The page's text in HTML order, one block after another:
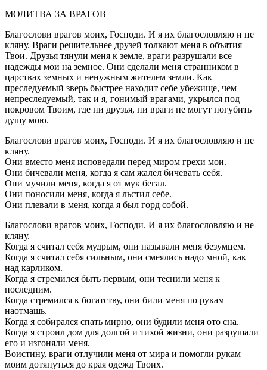
МОЛИТВА ЗА ВРАГОВ
Благослови врагов моих, Господи. И я их благословляю и не
кляну. Враги решительнее друзей толкают меня в объятия
Твои. Друзья тянули меня к земле, враги разрушали все
надежды мои на земное. Они сделали меня странником в
царствах земных и ненужным жителем земли. Как
преследуемый зверь быстрее находит себе убежище, чем
непреследуемый, так и я, гонимый врагами, укрылся под
покровом Твоим, где ни друзья, ни враги не могут погубить
душу мою.
Благослови врагов моих, Господи. И я их благословляю и не
кляну.
Они вместо меня исповедали перед миром грехи мои.
Они бичевали меня, когда я сам жалел бичевать себя.
Они мучили меня, когда я от мук бегал.
Они поносили меня, когда я льстил себе.
Они плевали в меня, когда я был горд собой.
Благослови врагов моих, Господи. И я их благословляю и не
кляну.
Когда я считал себя мудрым, они называли меня безумцем.
Когда я считал себя сильным, они смеялись надо мной, как
над карликом.
Когда я стремился быть первым, они теснили меня к
последним.
Когда стремился к богатству, они били меня по рукам
наотмашь.
Когда я собирался спать мирно, они будили меня ото сна.
Когда я строил дом для долгой и тихой жизни, они разрушали
его и изгоняли меня.
Воистину, враги отлучили меня от мира и помогли рукам
моим дотянуться до края одежд Твоих.